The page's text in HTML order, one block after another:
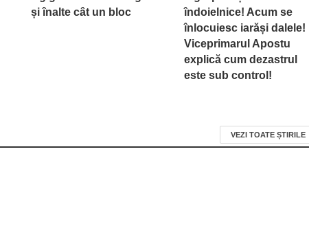
și înalte cât un bloc
îndoielnice! Acum se
înlocuiesc iarăși dalele!
Viceprimarul Apostu
explică cum dezastrul
este sub control!
VEZI TOATE ȘTIRILE